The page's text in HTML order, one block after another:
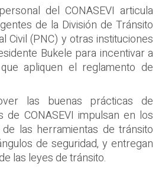
del CONASEVI articula
de la División de Tránsito
Civil (PNC) y otras instituciones
Bukele para incentivar a
apliquen el reglamento de
las buenas prácticas de
de CONASEVI impulsan en los
las herramientas de tránsito
de seguridad, y entregan
las leyes de tránsito.